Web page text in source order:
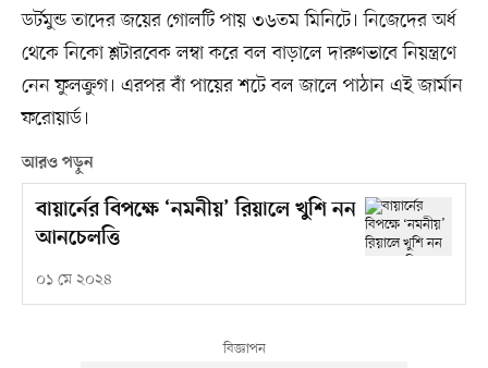
ডর্টমুন্ড তাদের জয়ের গোলটি পায় ৩৬তম মিনিটে। নিজেদের অর্ধ
থেকে নিকো শ্লটারবেক লম্বা করে বল বাড়ালে দারুণভাবে নিয়ন্ত্রণে
নেন ফুলক্রুগ। এরপর বাঁ পায়ের শটে বল জালে পাঠান এই জার্মান
ফরোয়ার্ড।
আরও পড়ুন
বায়ার্নের বিপক্ষে ‘নমনীয়’ রিয়ালে খুশি নন
আনচেলত্তি
০১ মে ২০২৪